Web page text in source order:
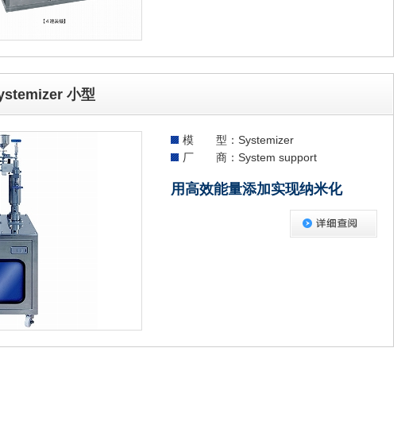
小型
模 型：Systemizer
厂 商：System support
用高效能量添加实现纳米化